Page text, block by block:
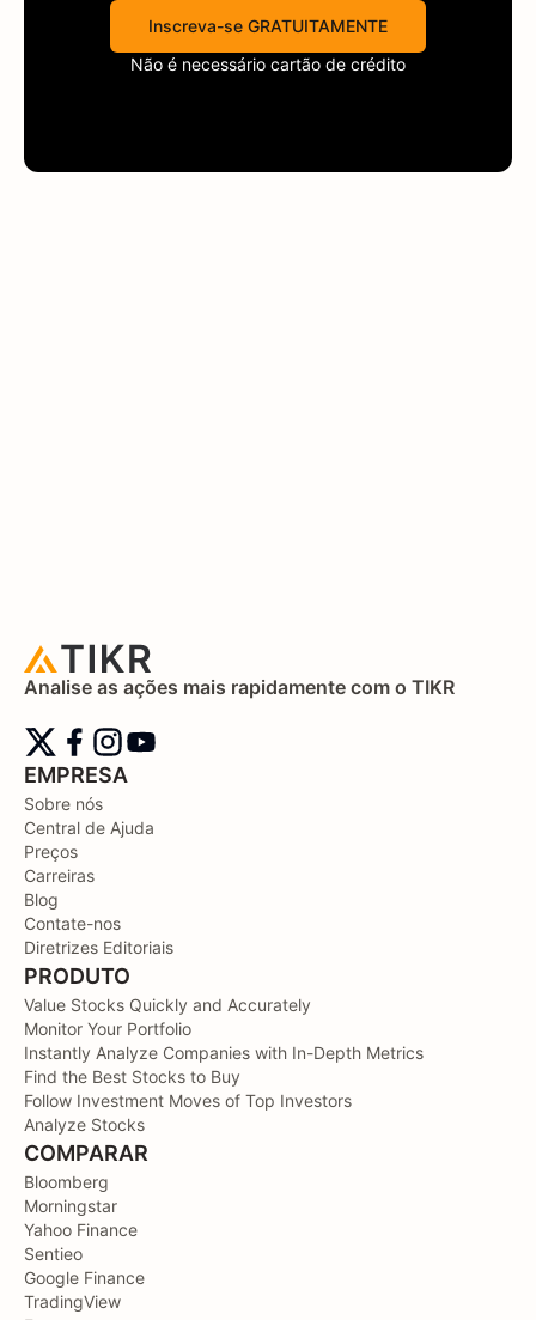
Inscreva-se GRATUITAMENTE
Não é necessário cartão de crédito
Analise as ações mais rapidamente com o TIKR
EMPRESA
Sobre nós
Central de Ajuda
Preços
Carreiras
Blog
Contate-nos
Diretrizes Editoriais
PRODUTO
Value Stocks Quickly and Accurately
Monitor Your Portfolio
Instantly Analyze Companies with In-Depth Metrics
Find the Best Stocks to Buy
Follow Investment Moves of Top Investors
Analyze Stocks
COMPARAR
Bloomberg
Morningstar
Yahoo Finance
Sentieo
Google Finance
TradingView